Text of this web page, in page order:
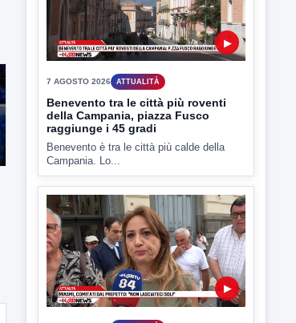
7 AGOSTO 2026 ATTUALITÀ
Benevento tra le città più roventi
della Campania, piazza Fusco
Benevento è tra le città più calde della
Campania. Lo...
▶
6 AGOSTO 2026 ATTUALITÀ
Miasmi, Comitati dal Prefetto: non
lasciateci soli
Comitati dal Prefetto Moscarella. Oltre a